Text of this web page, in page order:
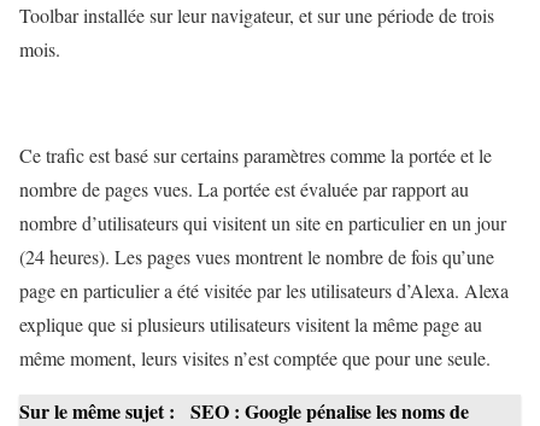
Toolbar installée sur leur navigateur, et sur une période de trois
mois.
Ce trafic est basé sur certains paramètres comme la portée et le
nombre de pages vues. La portée est évaluée par rapport au
nombre d’utilisateurs qui visitent un site en particulier en un jour
(24 heures). Les pages vues montrent le nombre de fois qu’une
page en particulier a été visitée par les utilisateurs d’Alexa. Alexa
explique que si plusieurs utilisateurs visitent la même page au
même moment, leurs visites n’est comptée que pour une seule.
Sur le même sujet :
SEO : Google pénalise les noms de